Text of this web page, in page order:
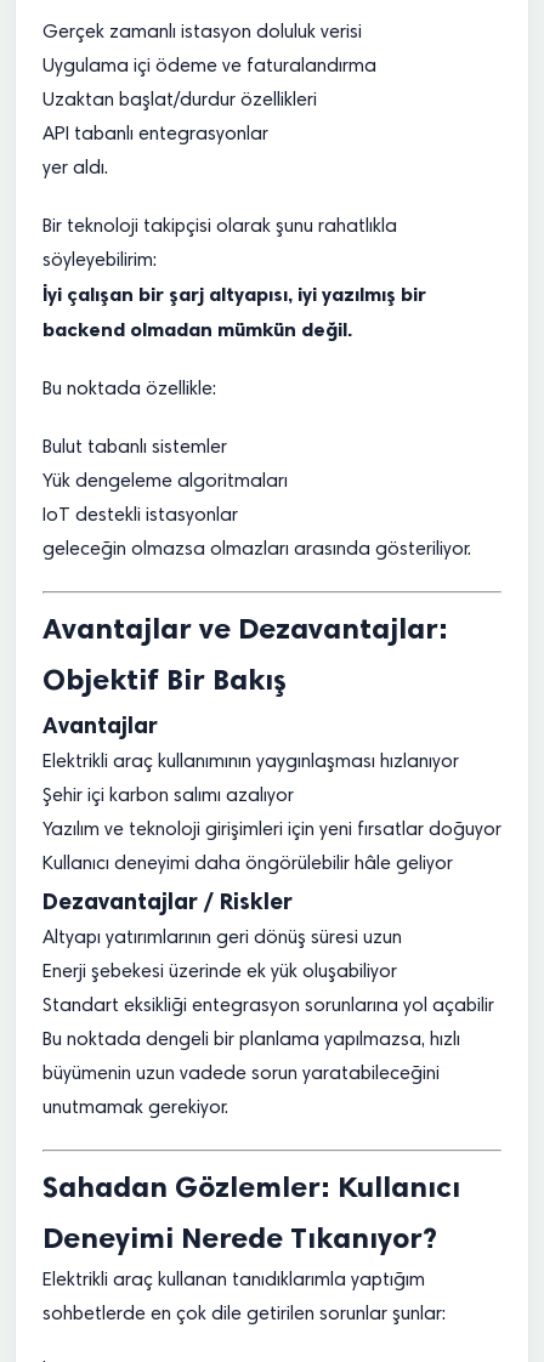
Gerçek zamanlı istasyon doluluk verisi
Uygulama içi ödeme ve faturalandırma
Uzaktan başlat/durdur özellikleri
API tabanlı entegrasyonlar
yer aldı.
Bir teknoloji takipçisi olarak şunu rahatlıkla
söyleyebilirim:
İyi çalışan bir şarj altyapısı, iyi yazılmış bir
backend olmadan mümkün değil.
Bu noktada özellikle:
Bulut tabanlı sistemler
Yük dengeleme algoritmaları
IoT destekli istasyonlar
geleceğin olmazsa olmazları arasında gösteriliyor.
Avantajlar ve Dezavantajlar:
Objektif Bir Bakış
Avantajlar
Elektrikli araç kullanımının yaygınlaşması hızlanıyor
Şehir içi karbon salımı azalıyor
Yazılım ve teknoloji girişimleri için yeni fırsatlar doğuyor
Kullanıcı deneyimi daha öngörülebilir hâle geliyor
Dezavantajlar / Riskler
Altyapı yatırımlarının geri dönüş süresi uzun
Enerji şebekesi üzerinde ek yük oluşabiliyor
Standart eksikliği entegrasyon sorunlarına yol açabilir
Bu noktada dengeli bir planlama yapılmazsa, hızlı
büyümenin uzun vadede sorun yaratabileceğini
unutmamak gerekiyor.
Sahadan Gözlemler: Kullanıcı
Deneyimi Nerede Tıkanıyor?
Elektrikli araç kullanan tanıdıklarımla yaptığım
sohbetlerde en çok dile getirilen sorunlar şunlar: